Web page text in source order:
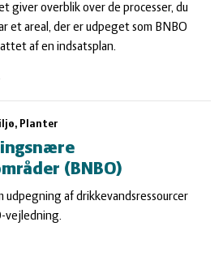
giver overblik over de processer, du
et areal, der er udpeget som BNBO
af en indsatsplan.
Planter
(BNBO)
udpegning af drikkevandsressourcer
vejledning.